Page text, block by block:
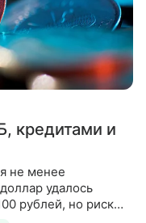
кредитами и
не менее
удалось
рублей, но риски